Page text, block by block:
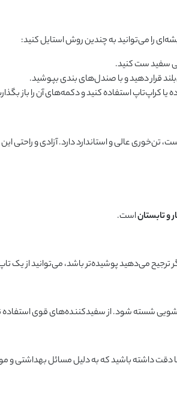
را می‌توانید به چندین روش استایل کنید:
سفید ست کنید.
قرار دهید و با صندل‌های بندی بپوشید.
تن‌خوری عالی و استاندارد دارد. آزادی و
و تابستاناست.
می‌دهید پوشیده‌تر باشد، می‌توانید از یک
شسته شود. از سفیدکننده‌های قوی استفاده
دقت داشته باشید که به دلیل مسائل بهداشتی